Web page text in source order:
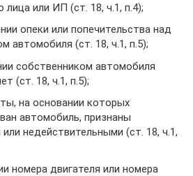
лица или ИП (ст. 18, ч.1, п.4);
опеки или попечительства над
автомобиля (ст. 18, ч.1, п.5);
собственником автомобиля
(ст. 18, ч.1, п.5);
на основании которых
автомобиль, признаны
недействительными (ст. 18, ч.1,
номера двигателя или номера